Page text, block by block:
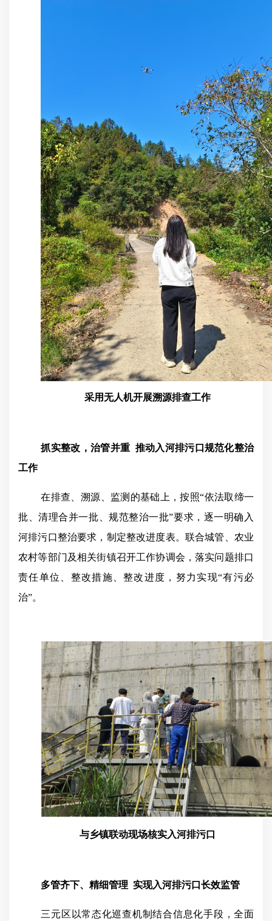
采用无人机开展溯源排查工作
抓实整改，治管并重 推动入河排污口规范化整治
工作
在排查、溯源、监测的基础上，按照“依法取缔一
批、清理合并一批、规范整治一批”要求，逐一明确入
河排污口整治要求，制定整改进度表。联合城管、农业
农村等部门及相关街镇召开工作协调会，落实问题排口
责任单位、整改措施、整改进度，努力实现“有污必
治”。
与乡镇联动现场核实入河排污口
多管齐下、精细管理 实现入河排污口长效监管
三元区以常态化巡查机制结合信息化手段，全面